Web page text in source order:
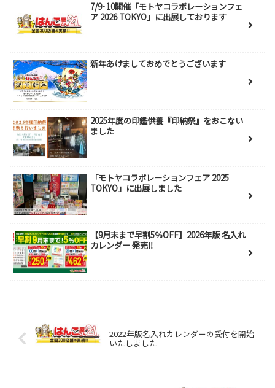
7/9･10開催「モトヤコラボレーションフェ
ア 2026 TOKYO」に出展しております
新年あけましておめでとうございます
2025年度の印鑑供養『印納祭』をおこない
ました
「モトヤコラボレーションフェア 2025
TOKYO」に出展しました
【9月末まで早割5％OFF】2026年版 名入れ
カレンダー 発売‼
2022年版名入れカレンダーの受付を開始
いたしました